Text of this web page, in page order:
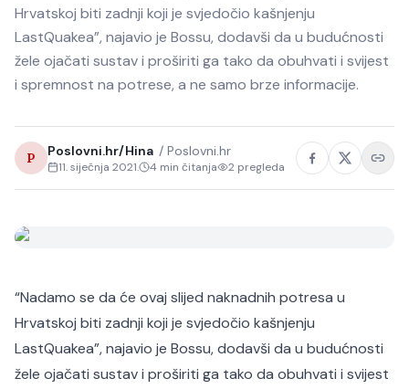
Život
Kultura
Sport
Hrvatskoj biti zadnji koji je svjedočio kašnjenju
LastQuakea”, najavio je Bossu, dodavši da u budućnosti
žele ojačati sustav i proširiti ga tako da obuhvati i svijest
i spremnost na potrese, a ne samo brze informacije.
P Poslovni.hr/Hina / Poslovni.hr
11. siječnja 2021. 4 min čitanja 2 pregleda
“Nadamo se da će ovaj slijed naknadnih potresa u
Hrvatskoj biti zadnji koji je svjedočio kašnjenju
LastQuakea”, najavio je Bossu, dodavši da u budućnosti
žele ojačati sustav i proširiti ga tako da obuhvati i svijest